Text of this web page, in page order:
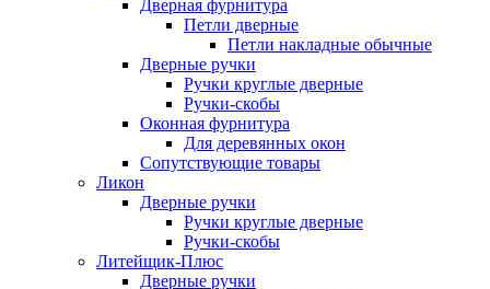
Дверная фурнитура
Петли дверные
Петли накладные обычные
Дверные ручки
Ручки круглые дверные
Ручки-скобы
Оконная фурнитура
Для деревянных окон
Сопутствующие товары
Ликон
Дверные ручки
Ручки круглые дверные
Ручки-скобы
Литейщик-Плюс
Дверные ручки